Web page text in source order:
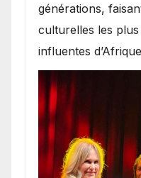
générations,
culturelles les
influentes